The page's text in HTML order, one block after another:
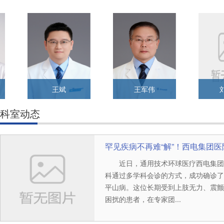
王斌 王军伟
科室动态
罕见疾病不再难“解”！西电集团
近日，通用技术环球医疗西电集团
科通过多学科会诊的方式，成功确
平山病。这位长期受到上肢无力、震
困扰的患者，在专家团...